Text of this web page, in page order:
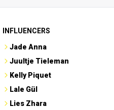
INFLUENCERS
Jade Anna
Juultje Tieleman
Kelly Piquet
Lale Gül
Lies Zhara